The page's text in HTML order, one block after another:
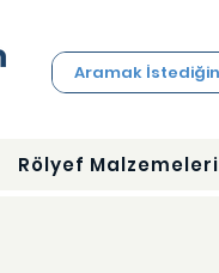
Rölyef Malzemeleri